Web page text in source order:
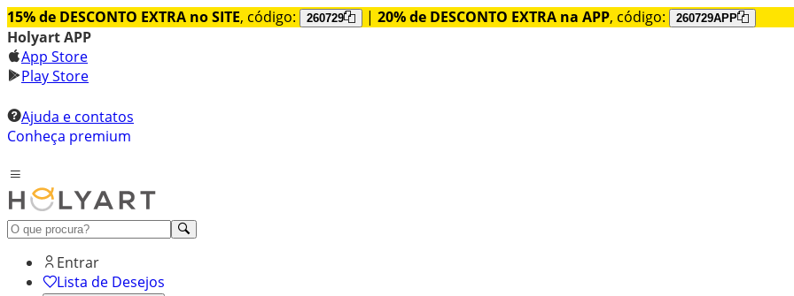
15% de DESCONTO EXTRA no SITE, código: 260729 | 20% de DESCONTO EXTRA na APP, código: 260729APP
Holyart APP
App Store
Play Store
Ajuda e contatos
Conheça premium
Entrar
Lista de Desejos